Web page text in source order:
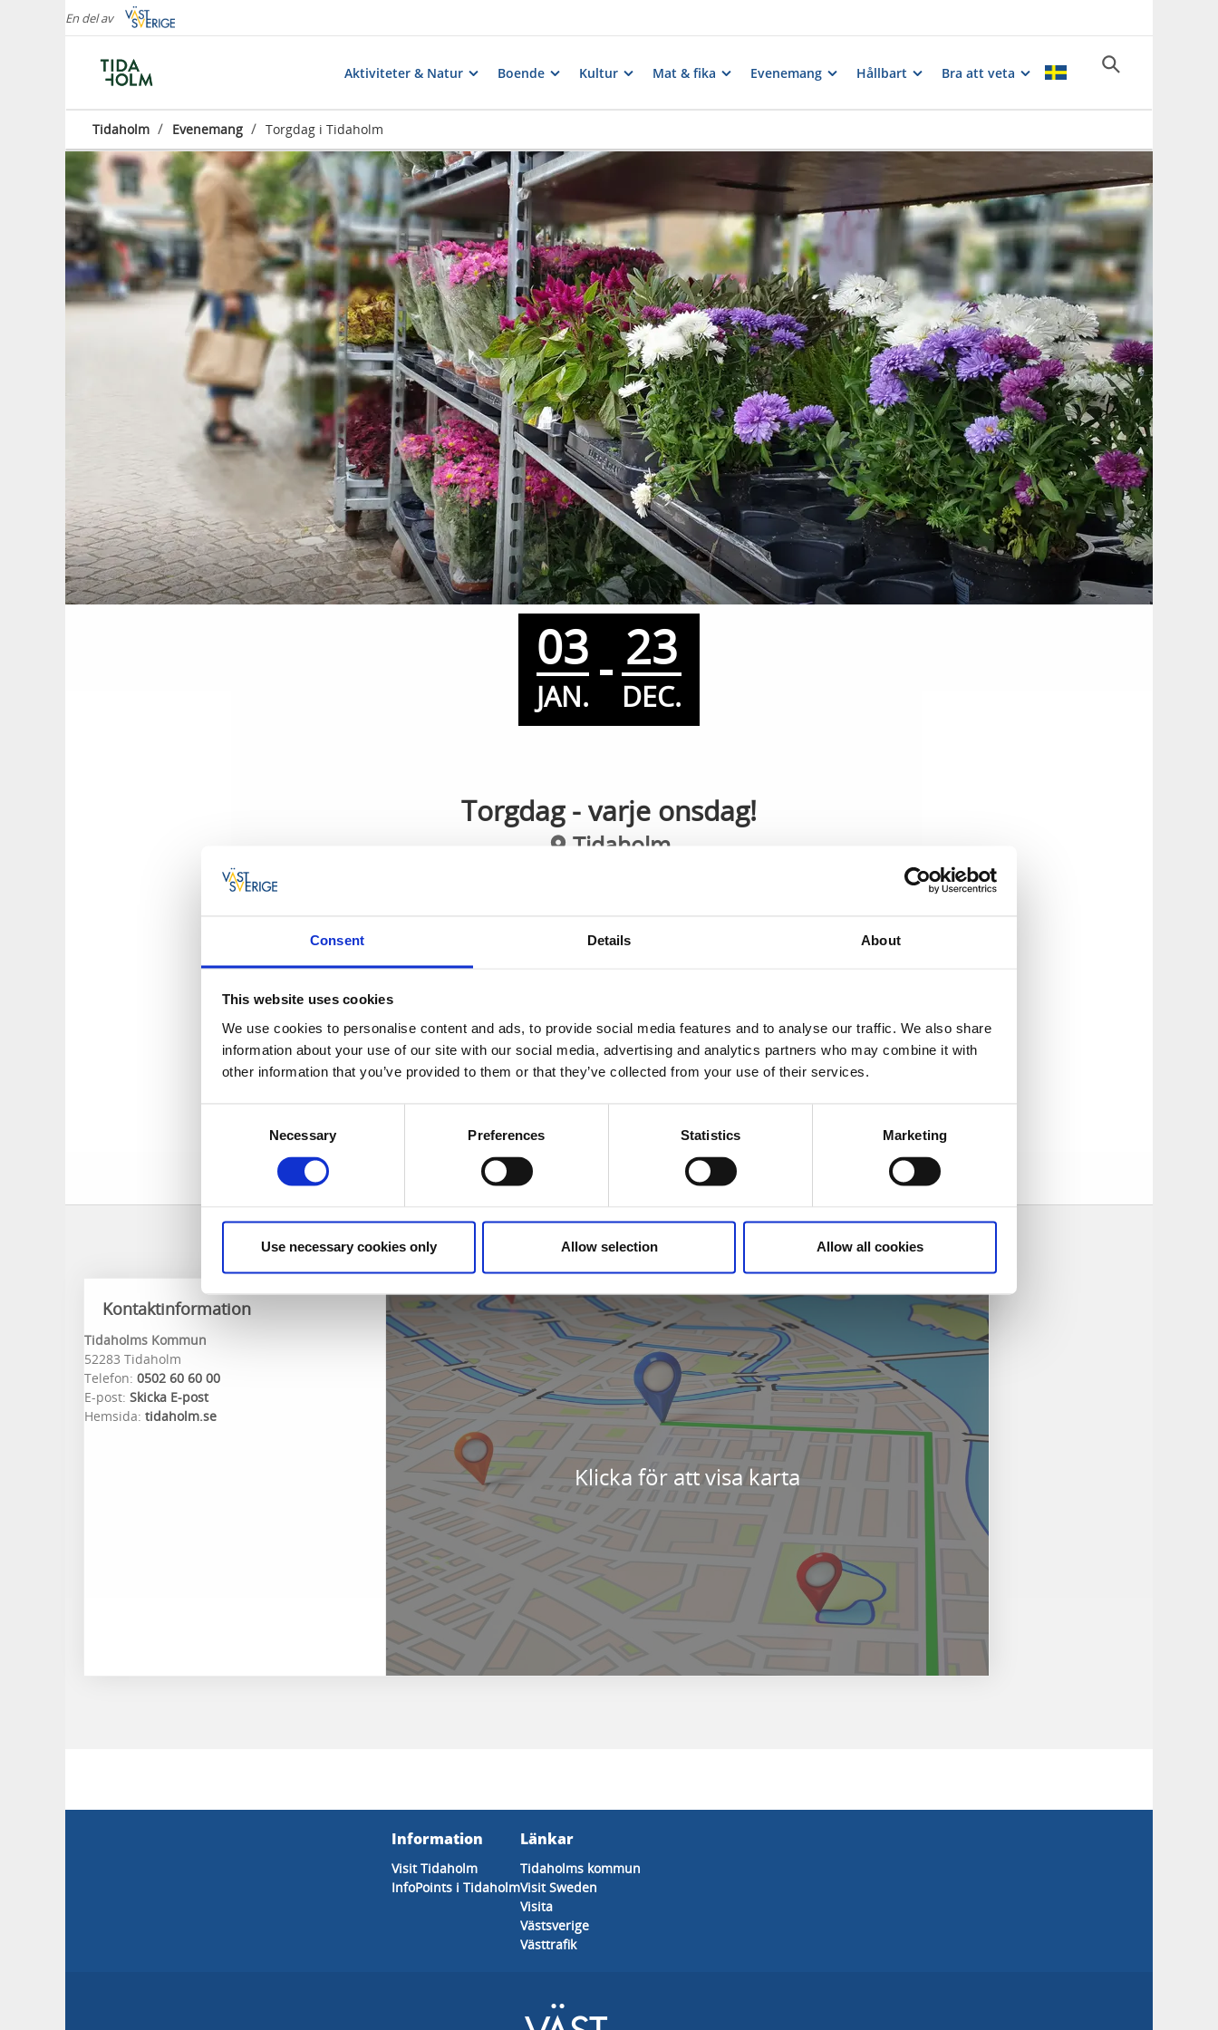
Consent Details About
This website uses cookies
We use cookies to personalise content and ads, to provide social media features and to analyse our traffic. We also share
information about your use of our site with our social media, advertising and analytics partners who may combine it with
other information that you’ve provided to them or that they’ve collected from your use of their services.
Necessary Preferences Statistics Marketing
Use necessary cookies only Allow selection Allow all cookies
En del av
Aktiviteter & Natur Boende Kultur Mat & fika Evenemang Hållbart Bra att veta
Tidaholm / Evenemang / Torgdag i Tidaholm
03
JAN. - 23
DEC.
Torgdag - varje onsdag!
Tidaholm
Shopping för alla
Varje onsdag året om är det torgdag på Gamla torget i Tidaholm. Ett stort antal knallar säljer
Torghandeln börjar på morgonen och håller på till tidig eftermiddag.
Kontaktinformation
Tidaholms Kommun
52283 Tidaholm
Telefon: 0502 60 60 00
E-post: Skicka E-post
Hemsida: tidaholm.se
Klicka för att visa karta
Information
Visit Tidaholm
InfoPoints i Tidaholm
Länkar
Tidaholms kommun
Visit Sweden
Visita
Västsverige
Västtrafik